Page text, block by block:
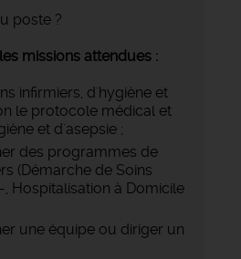
poste ?
missions attendues :
infirmiers, d'hygiène et
le protocole médical et
et d'asepsie ;
des programmes de
(Démarche de Soins
, Hospitalisation à Domicile
une équipe ou diriger un